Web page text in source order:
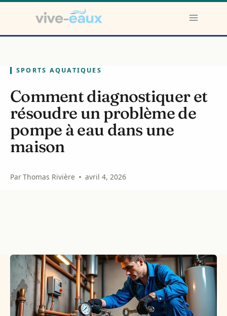
contenu
SPORTS AQUATIQUES
Comment diagnostiquer et
résoudre un problème de
pompe à eau dans une
maison
ParThomas Rivière avril 4, 2026